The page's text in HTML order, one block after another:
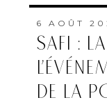
6 AOÛT
SAFI :
DE LA